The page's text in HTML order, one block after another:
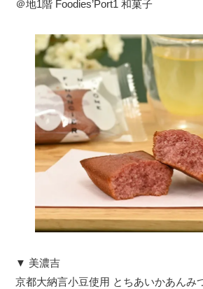
＠地1階 Foodies’Port1 和菓子
▼ 美濃吉
京都大納言小豆使用 とちあいかあんみ